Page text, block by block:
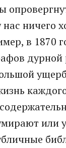
нас ничего
в 1870
или